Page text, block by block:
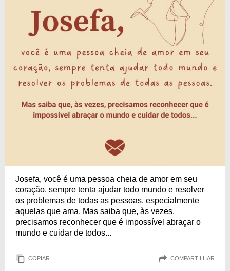
Josefa, você é uma pessoa cheia de amor em seu
coração, sempre tenta ajudar todo mundo e resolver
os problemas de todas as pessoas, especialmente
aquelas que ama. Mas saiba que, às vezes,
precisamos reconhecer que é impossível abraçar o
mundo e cuidar de todos...
COPIAR COMPARTILHAR